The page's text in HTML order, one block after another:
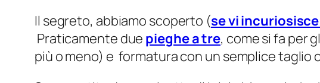
Il segreto, abbiamo scoperto (se vi
Praticamente due pieghe a tre, come si fa per
più o meno) e formatura con un semplice taglio